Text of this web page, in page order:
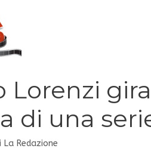
Lorenzi
di una
La Redazione